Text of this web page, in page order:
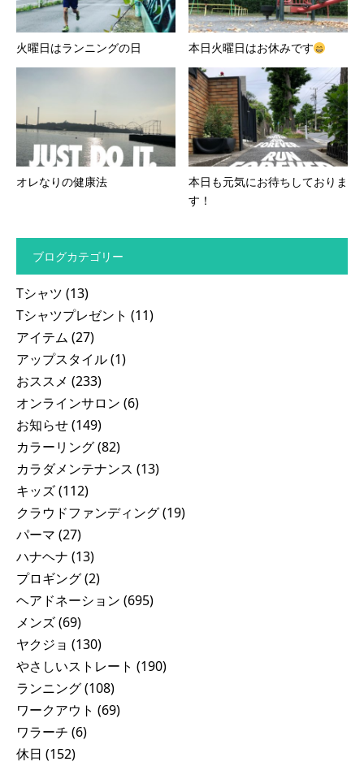
火曜日はランニングの日 本日火曜日はお休みです
オレなりの健康法
本日も元気にお待ちしておりま
す！
ブログカテゴリー
Tシャツ (13)
Tシャツプレゼント (11)
アイテム (27)
アップスタイル(1)
おススメ (233)
オンラインサロン (6)
お知らせ(149)
カラーリング(82)
カラダメンテナンス (13)
キッズ(112)
クラウドファンディング(19)
パーマ (27)
ハナヘナ (13)
プロギング(2)
ヘアドネーション (695)
メンズ(69)
ヤクジョ (130)
やさしいストレート (190)
ランニング(108)
ワークアウト (69)
ワラーチ (6)
休日 (152)